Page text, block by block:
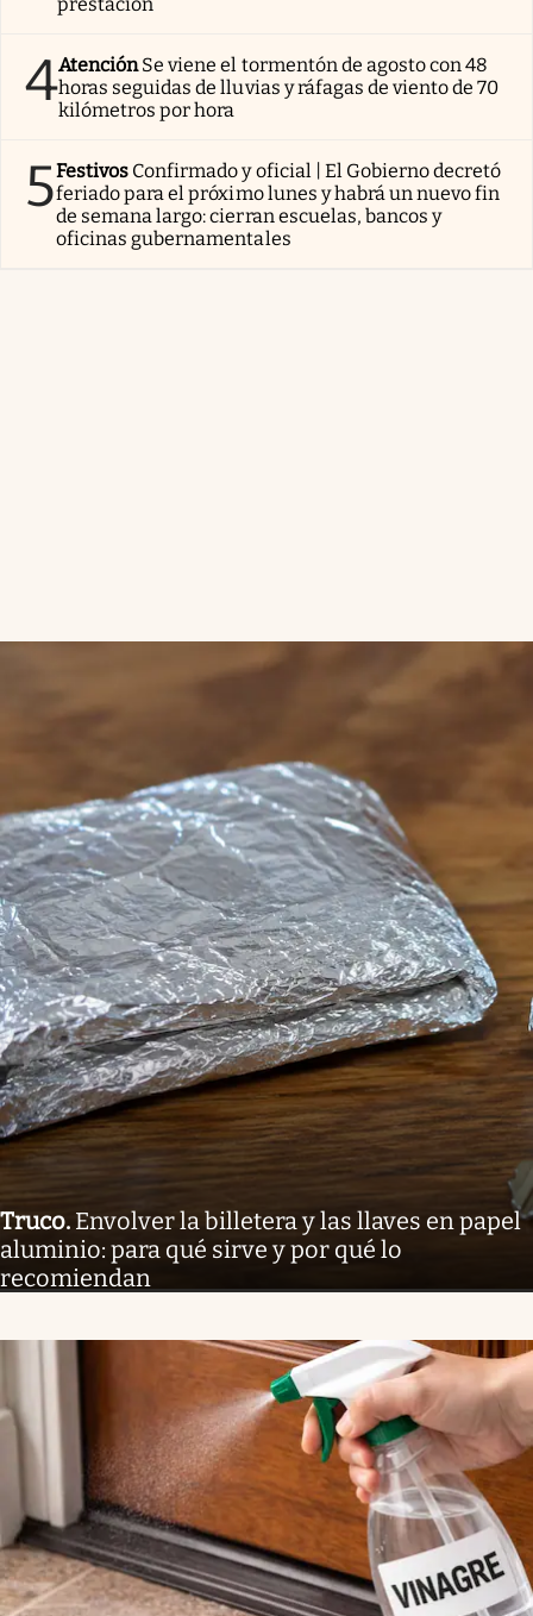
prestación
4AtenciónSe viene el tormentón de agosto con 48
horas seguidas de lluvias y ráfagas de viento de 70
kilómetros por hora
5Festivos Confirmado y oficial | El Gobierno decretó
feriado para el próximo lunes y habrá un nuevo fin
de semana largo: cierran escuelas, bancos y
oficinas gubernamentales
Truco. Envolver la billetera y las llaves en papel
aluminio: para qué sirve y por qué lo
recomiendan